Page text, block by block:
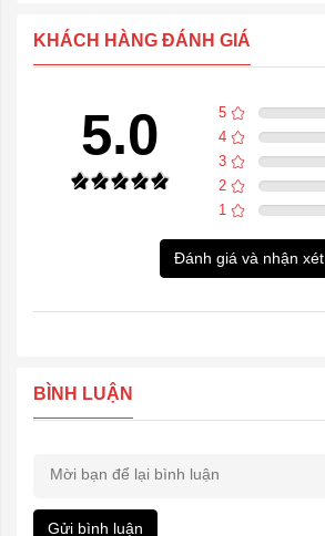
KHÁCH HÀNG ĐÁNH GIÁ
5.0 5
4
3
2
1
Đánh giá và nhận xét
BÌNH LUẬN
Gửi bình luận